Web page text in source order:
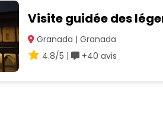
Visite guidée des
Granada | Granada
4.8/5 |
+40 avis